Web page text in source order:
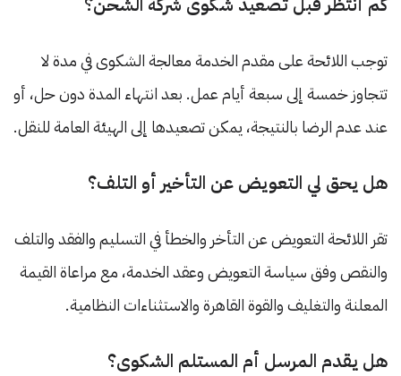
توجب اللائحة على مقدم الخدمة معالجة الشكوى في مدة لا
تتجاوز خمسة إلى سبعة أيام عمل. بعد انتهاء المدة دون حل، أو
عند عدم الرضا بالنتيجة، يمكن تصعيدها إلى الهيئة العامة للنقل.
هل يحق لي التعويض عن التأخير أو التلف؟
تقر اللائحة التعويض عن التأخر والخطأ في التسليم والفقد والتلف
والنقص وفق سياسة التعويض وعقد الخدمة، مع مراعاة القيمة
المعلنة والتغليف والقوة القاهرة والاستثناءات النظامية.
هل يقدم المرسل أم المستلم الشكوى؟